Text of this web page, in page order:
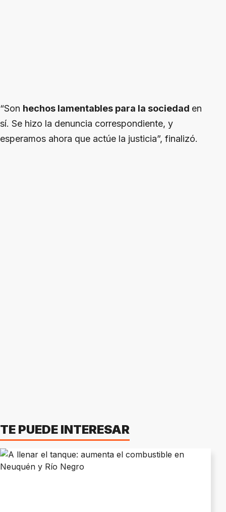
“Son hechos lamentables para la sociedad en
sí. Se hizo la denuncia correspondiente, y
esperamos ahora que actúe la justicia”, finalizó.
TE PUEDE INTERESAR